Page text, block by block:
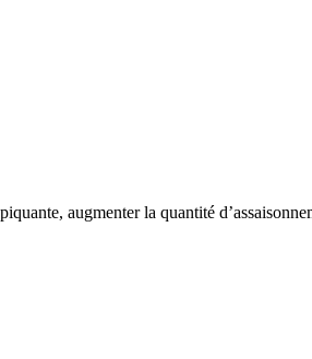
augmenter la quantité